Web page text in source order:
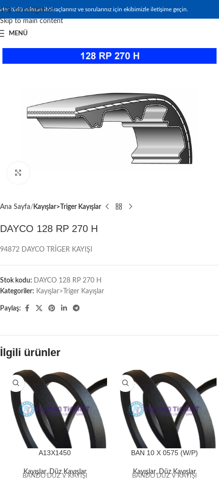
Skip to navigation
Skip to main content
Her türlü rulman ihtiyaçlarınız ve sorularınız için ekibimizle iletişime geçin.
MENÜ
Ana Sayfa Kayışlar>Triger Kayışlar
DAYCO 128 RP 270 H
94872 DAYCO TRİGER KAYIŞI
Stok kodu: DAYCO 128 RP 270 H
Kategoriler: Kayışlar>Triger Kayışlar
Paylaş:
İlgili ürünler
A13X1450
Kayışlar,Düz Kayışlar
BANDO DÜZ V KAYIŞI
BAN 10 X 0575 (W/P)
Kayışlar,Düz Kayışlar
BANDO DÜZ V KAYIŞI